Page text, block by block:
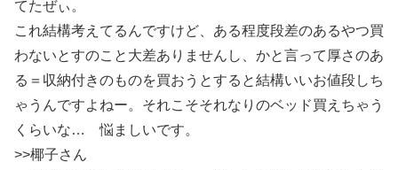
てたぜぃ。
これ結構考えてるんですけど、ある程度段差のあるやつ買
わないとすのこと大差ありませんし、かと言って厚さのあ
る＝収納付きのものを買おうとすると結構いいお値段しち
ゃうんですよねー。それこそそれなりのベッド買えちゃう
くらいな… 悩ましいです。
>>椰子さん